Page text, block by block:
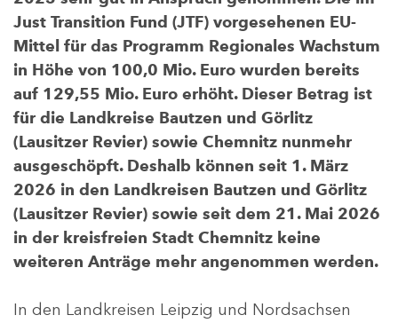
Just Transition Fund (JTF) vorgesehenen EU-
Mittel für das Programm Regionales Wachstum
in Höhe von 100,0 Mio. Euro wurden bereits
auf 129,55 Mio. Euro erhöht. Dieser Betrag ist
für die Landkreise Bautzen und Görlitz
(Lausitzer Revier) sowie Chemnitz nunmehr
ausgeschöpft. Deshalb können seit 1. März
2026 in den Landkreisen Bautzen und Görlitz
(Lausitzer Revier) sowie seit dem 21. Mai 2026
in der kreisfreien Stadt Chemnitz keine
weiteren Anträge mehr angenommen werden.
In den Landkreisen Leipzig und Nordsachsen